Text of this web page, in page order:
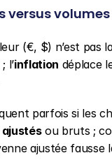
versus volumes
(€, $) n’est pas
l’inflation déplace
ou bruts ;
ajustée fausse